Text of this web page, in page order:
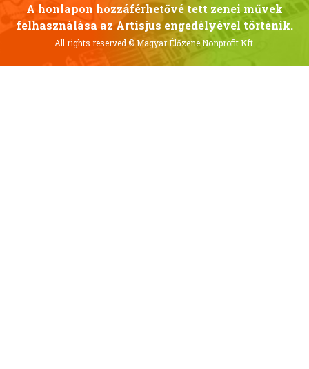
A honlapon hozzáférhetővé tett zenei művek
felhasználása az Artisjus engedélyével történik.
All rights reserved © Magyar Élőzene Nonprofit Kft.